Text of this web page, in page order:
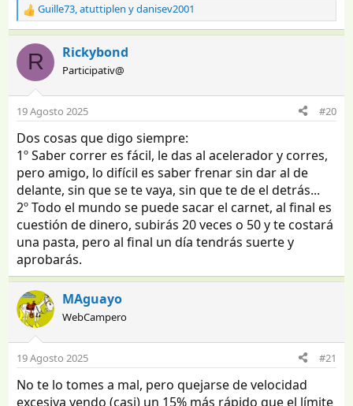
R
e
a
o
n
s
:
Guille73,atuttiplen ydanisev2001
R Rickybond
Participativ@
19 Agosto 2025 #20
Dos cosas que digo siempre:
1º Saber correr es fácil, le das al acelerador y corres,
pero amigo, lo difícil es saber frenar sin dar al de
delante, sin que se te vaya, sin que te de el detrás...
2º Todo el mundo se puede sacar el carnet, al final es
cuestión de dinero, subirás 20 veces o 50 y te costará
una pasta, pero al final un día tendrás suerte y
aprobarás.
MAguayo
WebCampero
19 Agosto 2025 #21
No te lo tomes a mal, pero quejarse de velocidad
excesiva yendo (casi) un 15% más rápido que el límite